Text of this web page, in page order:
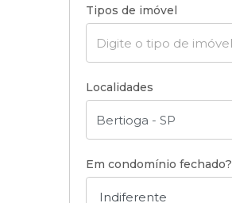
Tipos de imóvel
Localidades
Em condomínio fechado?